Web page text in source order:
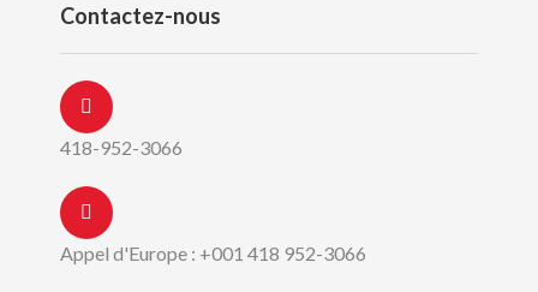
Contactez-nous
418-952-3066
Appel d'Europe : +001 418 952-3066